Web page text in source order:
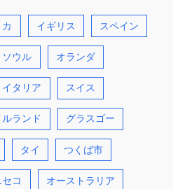
イギリス スペイン
ソウル オランダ
イタリア スイス
ルランド グラスゴー
タイ つくば市
セコ オーストラリア